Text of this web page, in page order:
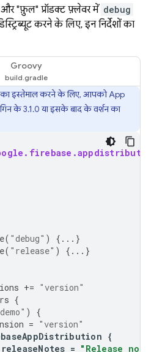
"फ़ुल" प्रॉडक्ट फ़्लेवर में debug
करने के लिए, इन निर्देशों का
Groovy
इस्तेमाल करने के लिए, आपकोApp
के 3.1.0 या इसके बाद के वर्शन का
( "debug" )
{...}
( "release" )
{...}
+= "version"
{
)
{
= "version"
{
releaseNotes = "Release notes